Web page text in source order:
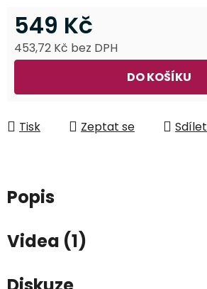
549 Kč
453,72 Kč bez DPH
DO KOŠÍKU
Tisk Zeptat se Sdílet
Popis
Videa (1)